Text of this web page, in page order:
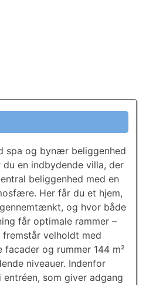
spa og bynær beliggenhed
du en indbydende villa, der
beliggenhed med en
Her får du et hjem,
og hvor både
får optimale rammer –
velholdt med
facader og rummer 144 m²
niveauer. Indenfor
som giver adgang